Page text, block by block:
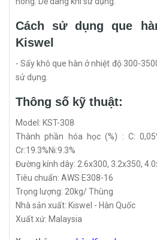
Cách sử dụng que
Kiswel
- Sấy khô que hàn ở nhiệt độ 300-
sử dụng.
Thông số kỹ thuật:
Model: KST-308
Thành phần hóa học (%) : C:
Cr:19.3%Ni:9.3%
Đường kính dây: 2.6x300, 3.2x350,
Tiêu chuẩn: AWS E308-16
Trọng lượng: 20kg/ Thùng
Nhà sản xuất: Kiswel - Hàn Quốc
Xuất xứ: Malaysia